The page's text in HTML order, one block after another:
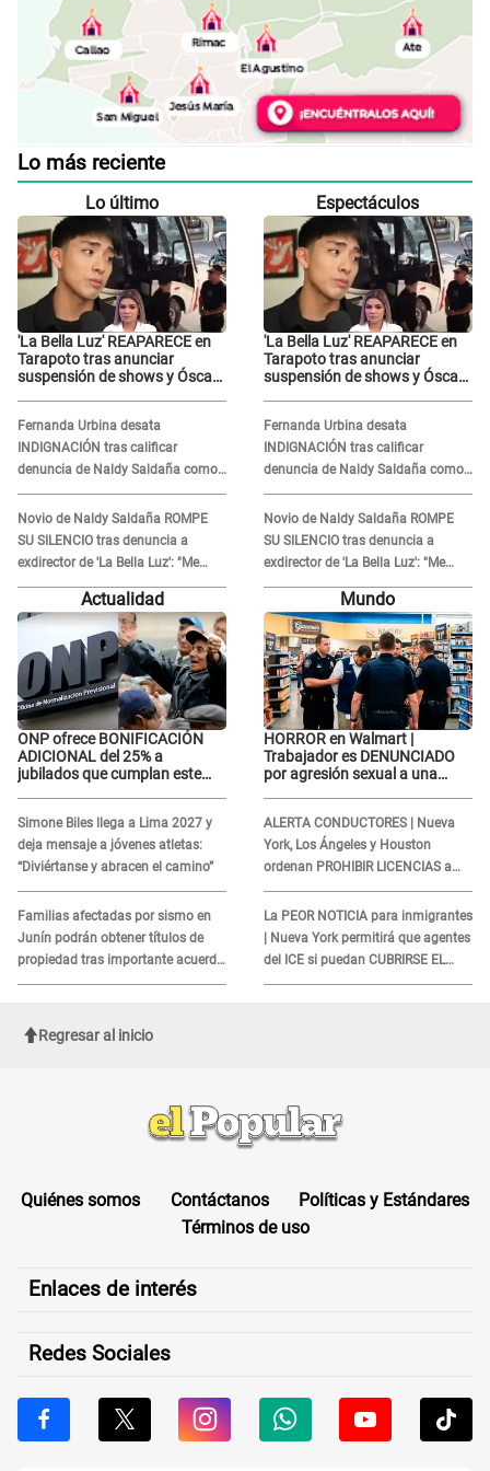
Lo más reciente
Lo último
'La Bella Luz' REAPARECE en
Tarapoto tras anunciar
suspensión de shows y Óscar
Fernanda Urbina desata
INDIGNACIÓN tras calificar
denuncia de Naldy Saldaña como
'acto bochornoso': "No es justo
atacar a otra mujer"
Novio de Naldy Saldaña ROMPE
SU SILENCIO tras denuncia a
exdirector de 'La Bella Luz': "Me
basta con que ella esté bien"
Espectáculos
'La Bella Luz' REAPARECE en
Tarapoto tras anunciar
suspensión de shows y Óscar
Fernanda Urbina desata
INDIGNACIÓN tras calificar
denuncia de Naldy Saldaña como
'acto bochornoso': "No es justo
atacar a otra mujer"
Novio de Naldy Saldaña ROMPE
SU SILENCIO tras denuncia a
exdirector de 'La Bella Luz': "Me
basta con que ella esté bien"
Actualidad
ONP ofrece BONIFICACIÓN
ADICIONAL del 25% a
jubilados que cumplan este
Simone Biles llega a Lima 2027 y
deja mensaje a jóvenes atletas:
“Diviértanse y abracen el camino”
Familias afectadas por sismo en
Junín podrán obtener títulos de
propiedad tras importante acuerdo
de Cofopri
Mundo
HORROR en Walmart |
Trabajador es DENUNCIADO
por agresión sexual a una
ALERTA CONDUCTORES | Nueva
York, Los Ángeles y Houston
ordenan PROHIBIR LICENCIAS a
quienes no presenten ESTE
DOCUMENTO
La PEOR NOTICIA para inmigrantes
| Nueva York permitirá que agentes
del ICE si puedan CUBRIRSE EL
ROSTRO
Regresar al inicio
Quiénes somos Contáctanos
Políticas y Estándares
Términos de uso
Enlaces de interés
Redes Sociales